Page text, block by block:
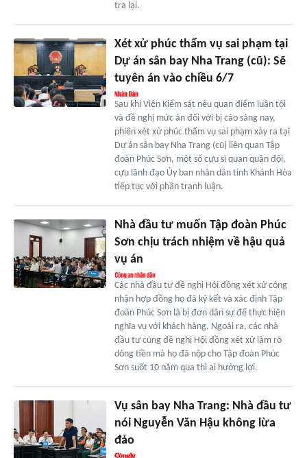
tra lại.
Xét xử phúc thẩm vụ sai phạm tại
Dự án sân bay Nha Trang (cũ): Sẽ
tuyên án vào chiều 6/7
Sau khi Viện Kiểm sát nêu quan điểm luận tội
và đề nghị mức án đối với bị cáo sáng nay,
phiên xét xử phúc thẩm vụ sai phạm xảy ra tại
Dự án sân bay Nha Trang (cũ) liên quan Tập
đoàn Phúc Sơn, một số cựu sĩ quan quân đội,
cựu lãnh đạo Ủy ban nhân dân tỉnh Khánh Hòa
tiếp tục với phần tranh luận.
Nhà đầu tư muốn Tập đoàn Phúc
Sơn chịu trách nhiệm về hậu quả
vụ án
Các nhà đầu tư đề nghị Hội đồng xét xử công
nhận hợp đồng họ đã ký kết và xác định Tập
đoàn Phúc Sơn là bị đơn dân sự để thực hiện
nghĩa vụ với khách hàng. Ngoài ra, các nhà
đầu tư cũng đề nghị Hội đồng xét xử làm rõ
dòng tiền mà họ đã nộp cho Tập đoàn Phúc
Sơn suốt 10 năm qua thì ai hưởng lợi.
Vụ sân bay Nha Trang: Nhà đầu tư
nói Nguyễn Văn Hậu không lừa
đảo